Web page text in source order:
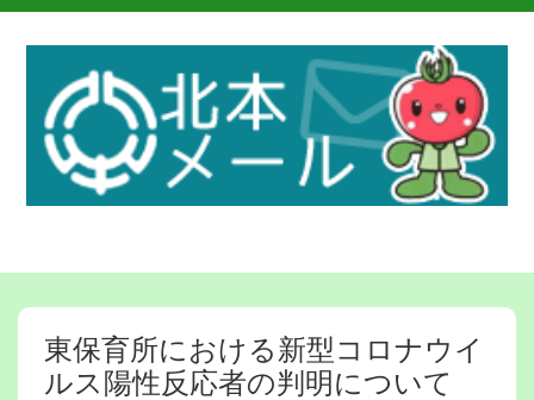
東保育所における新型コロナウイ
ルス陽性反応者の判明について